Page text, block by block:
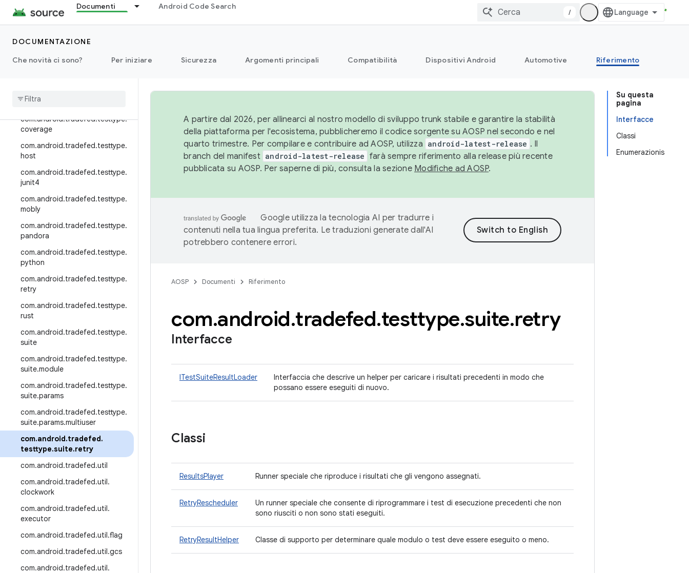
Documenti Android Code Search
/
DOCUMENTAZIONE
Che novità ci sono?
Per iniziare Sicurezza Argomenti principali Compatibilità Dispositivi Android Automotive Riferimento
p.multi
com.android.tradefed.targetpre
p.sync
binary
com.android.tradefed.testtype.
coverage
com.android.tradefed.testtype.
host
com.android.tradefed.testtype.
junit4
com.android.tradefed.testtype.
mobly
com.android.tradefed.testtype.
pandora
com.android.tradefed.testtype.
python
com.android.tradefed.testtype.
retry
com.android.tradefed.testtype.
rust
com.android.tradefed.testtype.
suite
com.android.tradefed.testtype.
suite.module
com.android.tradefed.testtype.
suite.params
com.android.tradefed.testtype.
suite.params.multiuser
com.android.tradefed.
testtype.suite.retry
com.android.tradefed.util
com.android.tradefed.util.
clockwork
com.android.tradefed.util.
executor
com.android.tradefed.util.flag
com.android.tradefed.util.gcs
com.android.tradefed.util.
Su questa
pagina
Interfacce
Classi
Enumerazionis
A partire dal 2026, per allinearci al nostro modello di sviluppo trunk stabile e garantire la stabilità
della piattaforma per l'ecosistema, pubblicheremo il codice sorgente su AOSP nel secondo e nel
quarto trimestre. Per compilare e contribuire ad AOSP, utilizza android-latest-release . Il
branch del manifest android-latest-release farà sempre riferimento alla release più recente
pubblicata su AOSP. Per saperne di più, consulta la sezione Modifiche ad AOSP.
Google utilizza la tecnologia AI per tradurre i
contenuti nella tua lingua preferita. Le traduzioni generate dall'AI
potrebbero contenere errori.
AOSP Documenti Riferimento
com.android.tradefed.testtype.suite.retry
Interfacce
ITestSuiteResultLoader
Interfaccia che descrive un helper per caricare i risultati precedenti in modo che
possano essere eseguiti di nuovo.
Classi
ResultsPlayer Runner speciale che riproduce i risultati che gli vengono assegnati.
RetryRescheduler
Un runner speciale che consente di riprogrammare i test di esecuzione precedenti che non
sono riusciti o non sono stati eseguiti.
RetryResultHelper Classe di supporto per determinare quale modulo o test deve essere eseguito o meno.